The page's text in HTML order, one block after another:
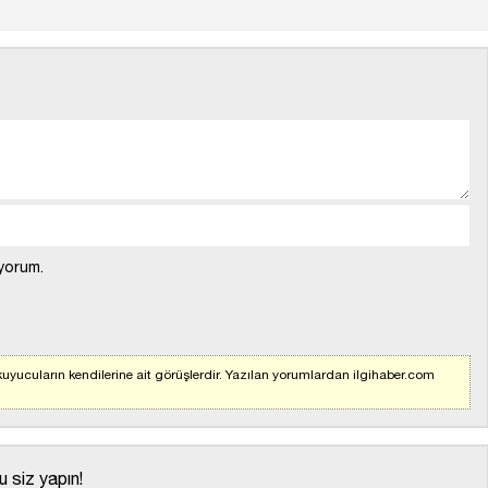
kendilerine ait görüşlerdir. Yazılan yorumlardan ilgihaber.com
siz yapın!